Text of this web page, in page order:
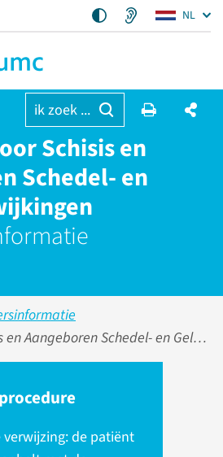
NL
ik zoek ...
Schisis en
Schedel- en
Schedel- en Gelaatsafwijkingen
verwijzing: de patiënt